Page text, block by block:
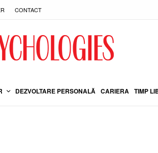
CONTACT
DEZVOLTARE PERSONALĂ CARIERA TIMP